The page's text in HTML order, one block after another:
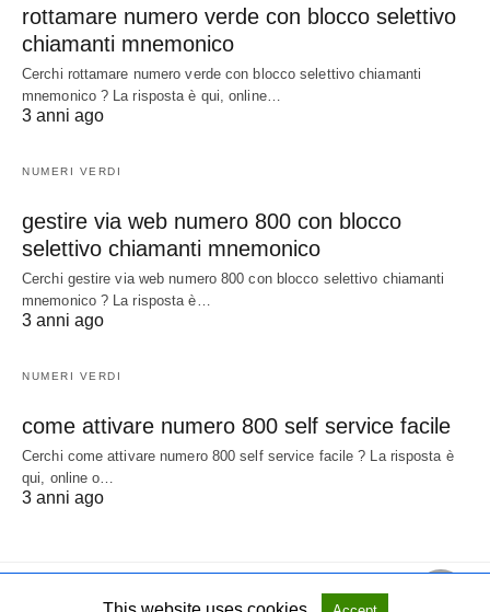
rottamare numero verde con blocco selettivo
chiamanti mnemonico
Cerchi rottamare numero verde con blocco selettivo chiamanti
mnemonico ? La risposta è qui, online…
3 anni ago
NUMERI VERDI
gestire via web numero 800 con blocco
selettivo chiamanti mnemonico
Cerchi gestire via web numero 800 con blocco selettivo chiamanti
mnemonico ? La risposta è…
3 anni ago
NUMERI VERDI
come attivare numero 800 self service facile
Cerchi come attivare numero 800 self service facile ? La risposta è
qui, online o…
3 anni ago